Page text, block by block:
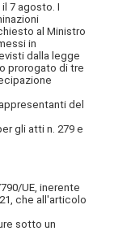
7 agosto. I
al Ministro
in
dalla legge
prorogato di tre
del
gli atti n. 279 e
UE, inerente
che all'articolo
sotto un